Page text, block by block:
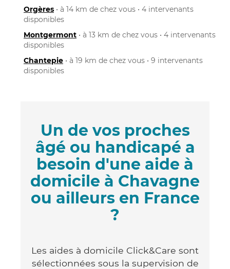
Orgères • à 14 km de chez vous • 4 intervenants
disponibles
Montgermont • à 13 km de chez vous • 4 intervenants
disponibles
Chantepie • à 19 km de chez vous • 9 intervenants
disponibles
Un de vos proches
âgé ou handicapé a
besoin d'une aide à
domicile à Chavagne
ou ailleurs en France
?
Les aides à domicile Click&Care sont
sélectionnées sous la supervision de